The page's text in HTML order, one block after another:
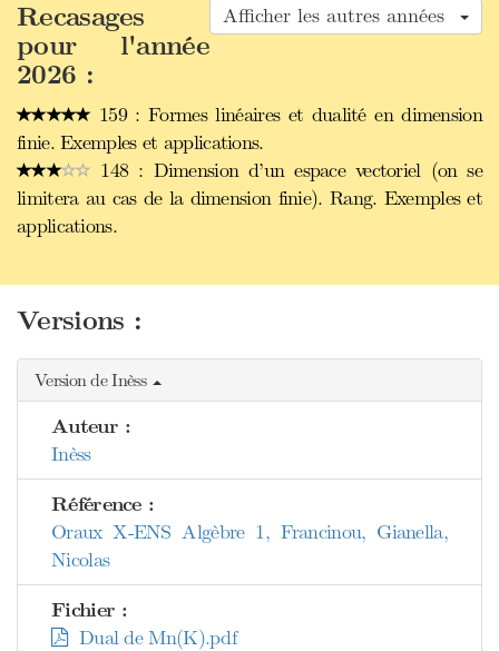
Afficher les autres années
Recasages
pour l'année
2026 :
159 : Formes linéaires et dualité en dimension
finie. Exemples et applications.
148 : Dimension d’un espace vectoriel (on se
limitera au cas de la dimension finie). Rang. Exemples et
applications.
Versions :
Version de Inèss
Auteur :
Inèss
Référence :
Oraux X-ENS Algèbre 1, Francinou, Gianella,
Nicolas
Fichier :
Dual de Mn(K).pdf